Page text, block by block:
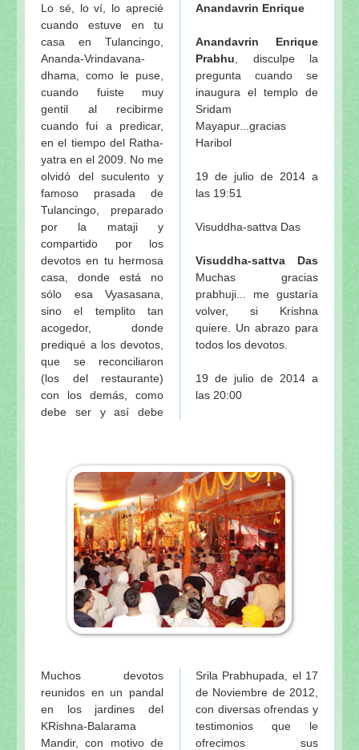
Lo sé, lo ví, lo aprecié
cuando estuve en tu
casa en Tulancingo,
Ananda-Vrindavana-
dhama, como le puse,
cuando fuiste muy
gentil al recibirme
cuando fui a predicar,
en el tiempo del Ratha-
yatra en el 2009. No me
olvidó del suculento y
famoso prasada de
Tulancingo, preparado
por la mataji y
compartido por los
devotos en tu hermosa
casa, donde está no
sólo esa Vyasasana,
sino el templito tan
acogedor, donde
prediqué a los devotos,
que se reconciliaron
(los del restaurante)
con los demás, como
debe ser y así debe
Anandavrin Enrique
Anandavrin Enrique
Prabhu , disculpe la
pregunta cuando se
inaugura el templo de
Sridam
Mayapur...gracias
Haribol
19 de julio de 2014 a
las 19:51
Visuddha-sattva Das
Visuddha-sattva Das
Muchas gracias
prabhuji... me gustaría
volver, si Krishna
quiere. Un abrazo para
todos los devotos.
19 de julio de 2014 a
las 20:00
Muchos devotos
reunidos en un pandal
en los jardines del
KRishna-Balarama
Mandir, con motivo de
Srila Prabhupada, el 17
de Noviembre de 2012,
con diversas ofrendas y
testimonios que le
ofrecimos sus